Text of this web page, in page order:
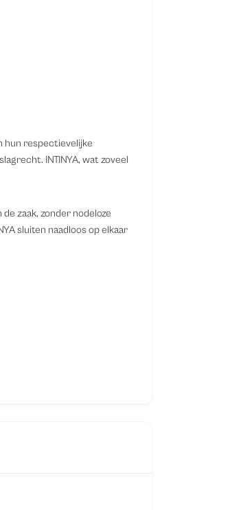
hun respectievelijke
INTINYA, wat zoveel
zaak, zonder nodeloze
sluiten naadloos op elkaar